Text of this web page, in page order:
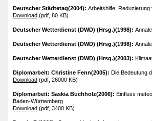
Deutscher Städtetag(2004): Arbeitshilfe:
Download (pdf, 80 KB)
Deutscher Wetterdienst (DWD) (Hrsg.)(1998):
Deutscher Wetterdienst (DWD) (Hrsg.)(1998):
Deutscher Wetterdienst (DWD) (Hrsg.)(2003):
Diplomarbeit: Christine Fenn(2005): Die Bedeutung
Download (pdf, 26000 KB)
Diplomarbeit: Saskia Buchholz(2006): Einfluss
Baden-Württemberg
Download (pdf, 3400 KB)